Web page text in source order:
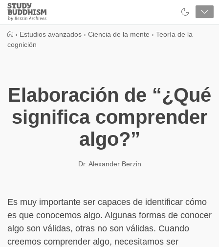
Close
Study
Buddhism
› Estudios avanzados › Ciencia de la mente › Teoría de la
cognición
Elaboración de “¿Qué
significa comprender
algo?”
Dr. Alexander Berzin
Es muy importante ser capaces de identificar cómo
es que conocemos algo. Algunas formas de conocer
algo son válidas, otras no son válidas. Cuando
creemos comprender algo, necesitamos ser